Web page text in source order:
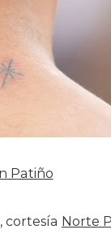
Patiño
cortesía Norte